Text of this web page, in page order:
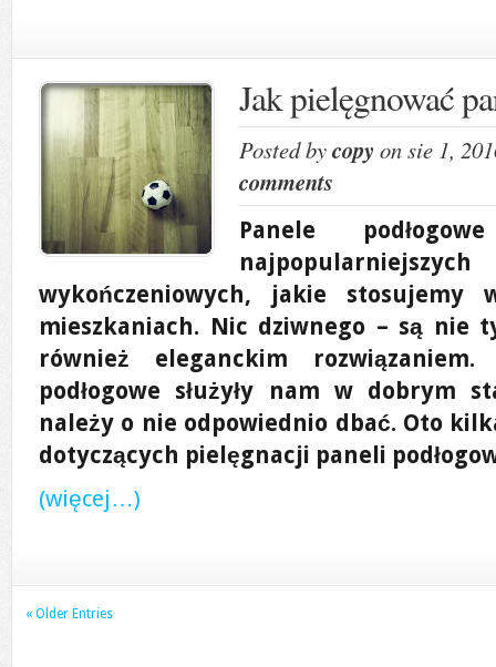
Jak pielęgnować
Posted bycopy on sie 1,
comments
Panele
wykończeniowych, jakie stosujemy
mieszkaniach. Nic dziwnego – są nie
również eleganckim
podłogowe służyły nam w dobrym
należy o nie odpowiednio dbać. Oto
dotyczących pielęgnacji paneli
(więcej…)
« Older Entries